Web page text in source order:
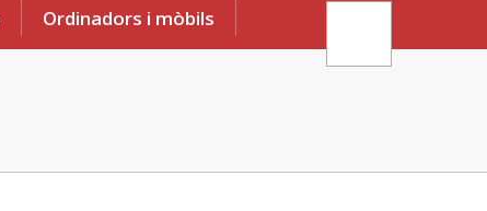
Ordinadors i mòbils